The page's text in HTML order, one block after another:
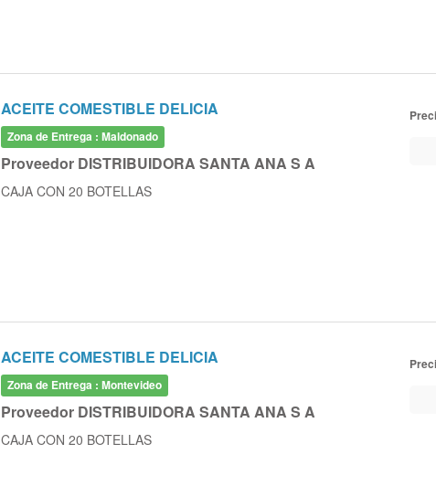
ACEITE COMESTIBLE DELICIA
Zona de Entrega : Maldonado
Proveedor DISTRIBUIDORA SANTA ANA S A
CAJA CON 20 BOTELLAS
ACEITE COMESTIBLE DELICIA
Zona de Entrega : Montevideo
Proveedor DISTRIBUIDORA SANTA ANA S A
CAJA CON 20 BOTELLAS